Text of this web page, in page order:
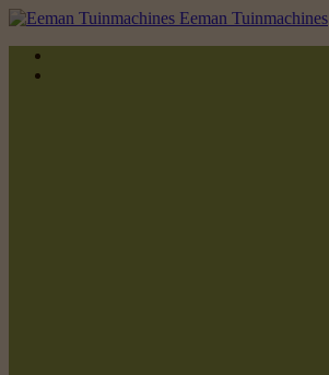
Eeman Tuinmachines